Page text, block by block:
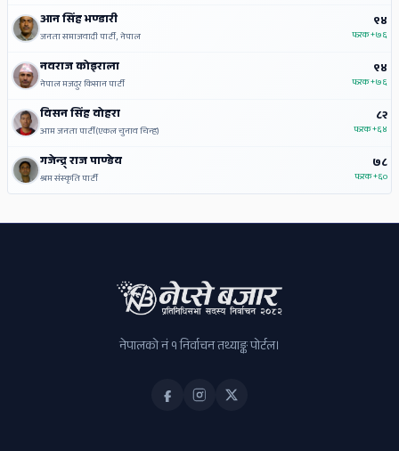
आन सिंह भण्डारी
जनता समाजवादी पार्टी, नेपाल
९४
फरक+७६
नवराज कोइराला
नेपाल मजदुर किसान पार्टी
९४
फरक+७६
विसन सिंह वोहरा
आम जनता पार्टी(एकल चुनाव चिन्ह)
८२
फरक+६४
गजेन्द्र् राज पाण्डेय
श्रम संस्कृति पार्टी
७८
फरक+६०
नेपालको नं १ निर्वाचन तथ्याङ्क पोर्टल।